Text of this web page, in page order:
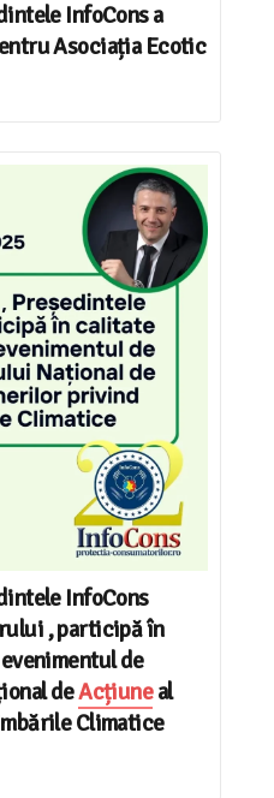
InfoCons a
Asociația Ecotic
InfoCons
, participă în
de
deAcțiuneal
Climatice